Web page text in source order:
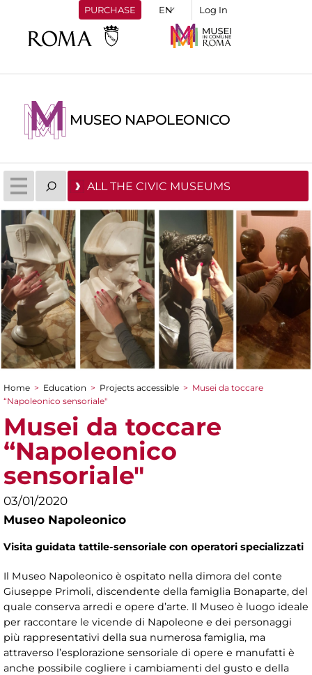
PURCHASE Log In
MUSEO NAPOLEONICO
ALL THE CIVIC MUSEUMS
You are here
Home > Education > Projects accessible > Musei da toccare
“Napoleonico sensoriale"
Musei da toccare
“Napoleonico
sensoriale"
03/01/2020
Museo Napoleonico
Visita guidata tattile-sensoriale con operatori specializzati
Il Museo Napoleonico è ospitato nella dimora del conte
Giuseppe Primoli, discendente della famiglia Bonaparte, del
quale conserva arredi e opere d’arte. Il Museo è luogo ideale
per raccontare le vicende di Napoleone e dei personaggi
più rappresentativi della sua numerosa famiglia, ma
attraverso l’esplorazione sensoriale di opere e manufatti è
anche possibile cogliere i cambiamenti del gusto e della